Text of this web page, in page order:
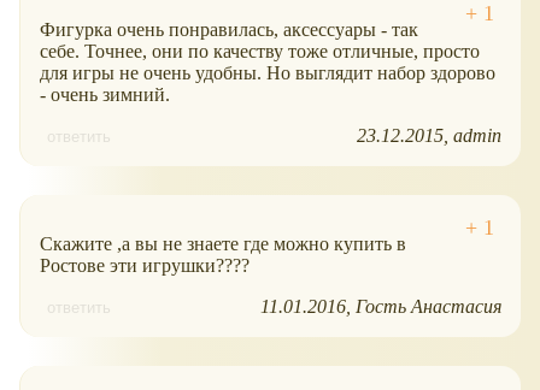
Фигурка очень понравилась, аксессуары - так
себе. Точнее, они по качеству тоже отличные, просто
для игры не очень удобны. Но выглядит набор здорово
- очень зимний.
ответить 23.12.2015 admin
Скажите ,а вы не знаете где можно купить в
Ростове эти игрушки????
ответить 11.01.2016 Гость Анастасия